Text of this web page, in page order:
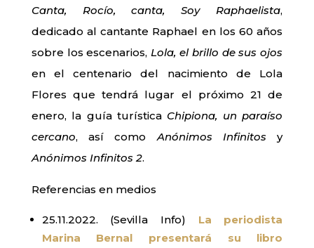
Canta, Rocío, canta,
Soy Raphaelista,
dedicado al cantante Raphael en los 60 años
sobre los escenarios, Lola, el brillo de sus ojos
en el centenario del nacimiento de Lola
Flores que tendrá lugar el próximo 21 de
enero, la guía turística Chipiona, un paraíso
cercano, así como Anónimos Infinitos y
Anónimos Infinitos 2.
Referencias en medios
25.11.2022. (Sevilla Info) La periodista
Marina Bernal presentará su libro